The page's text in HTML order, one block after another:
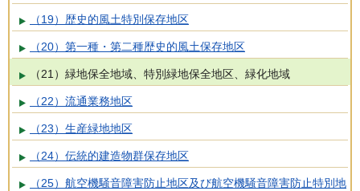
（19）歴史的風土特別保存地区
（20）第一種・第二種歴史的風土保存地区
（21）緑地保全地域、特別緑地保全地区、緑化地域
（22）流通業務地区
（23）生産緑地地区
（24）伝統的建造物群保存地区
（25）航空機騒音障害防止地区及び航空機騒音障害防止特別地